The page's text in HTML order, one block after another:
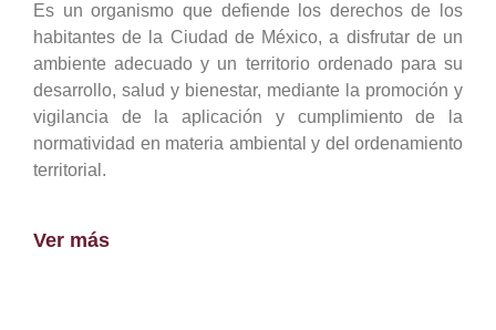
Es un organismo que defiende los derechos de los
habitantes de la Ciudad de México, a disfrutar de un
ambiente adecuado y un territorio ordenado para su
desarrollo, salud y bienestar, mediante la promoción y
vigilancia de la aplicación y cumplimiento de la
normatividad en materia ambiental y del ordenamiento
territorial.
Ver más